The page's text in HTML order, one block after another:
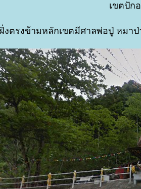
เขตปัก
งตรงข้ามหลักเขตมีศาลพ่อปู่ หม